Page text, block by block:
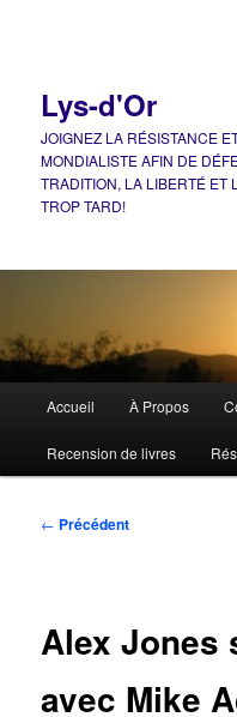
Lys-d'Or
JOIGNEZ LA RÉSISTANCE
MONDIALISTE AFIN DE
TRADITION, LA LIBERTÉ
TROP TARD!
principal
Accueil À Propos
Recension de livres
Navigation
← Précédent
Alex Jones
avec Mike